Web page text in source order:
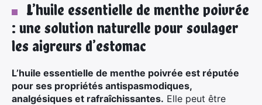
L’huile essentielle de menthe poivrée
: une solution naturelle pour soulager
les aigreurs d’estomac
L’huile essentielle de menthe poivrée est réputée
pour ses propriétés antispasmodiques,
analgésiques et rafraîchissantes. Elle peut être
Rechercher
: